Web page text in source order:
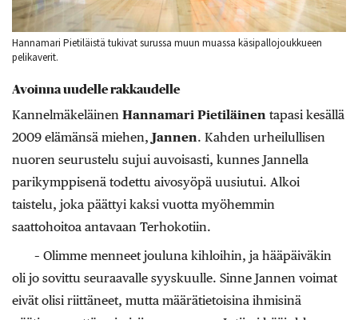
Hannamari Pietiläistä tukivat surussa muun muassa käsipallojoukkueen
pelikaverit.
Avoinna uudelle rakkaudelle
Kannelmäkeläinen Hannamari Pietiläinen tapasi kesällä
2009 elämänsä miehen, Jannen. Kahden urheilullisen
nuoren seurustelu sujui auvoisasti, kunnes Jannella
parikymppisenä todettu aivosyöpä uusiutui. Alkoi
taistelu, joka päättyi kaksi vuotta myöhemmin
saattohoitoa antavaan Terhokotiin.
– Olimme menneet jouluna kihloihin, ja hääpäiväkin
oli jo sovittu seuraavalle syyskuulle. Sinne Jannen voimat
eivät olisi riittäneet, mutta määrätietoisina ihmisinä